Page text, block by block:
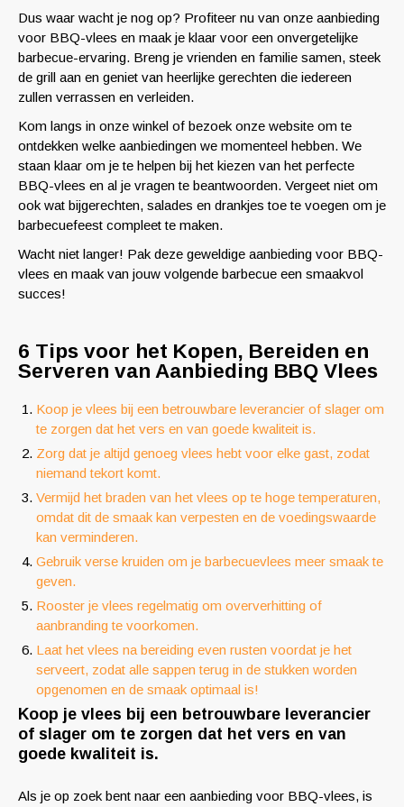
Dus waar wacht je nog op? Profiteer nu van onze aanbieding
voor BBQ-vlees en maak je klaar voor een onvergetelijke
barbecue-ervaring. Breng je vrienden en familie samen, steek
de grill aan en geniet van heerlijke gerechten die iedereen
zullen verrassen en verleiden.
Kom langs in onze winkel of bezoek onze website om te
ontdekken welke aanbiedingen we momenteel hebben. We
staan klaar om je te helpen bij het kiezen van het perfecte
BBQ-vlees en al je vragen te beantwoorden. Vergeet niet om
ook wat bijgerechten, salades en drankjes toe te voegen om je
barbecuefeest compleet te maken.
Wacht niet langer! Pak deze geweldige aanbieding voor BBQ-
vlees en maak van jouw volgende barbecue een smaakvol
succes!
6 Tips voor het Kopen, Bereiden en
Serveren van Aanbieding BBQ Vlees
Koop je vlees bij een betrouwbare leverancier of slager om
te zorgen dat het vers en van goede kwaliteit is.
Zorg dat je altijd genoeg vlees hebt voor elke gast, zodat
niemand tekort komt.
Vermijd het braden van het vlees op te hoge temperaturen,
omdat dit de smaak kan verpesten en de voedingswaarde
kan verminderen.
Gebruik verse kruiden om je barbecuevlees meer smaak te
geven.
Rooster je vlees regelmatig om oververhitting of
aanbranding te voorkomen.
Laat het vlees na bereiding even rusten voordat je het
serveert, zodat alle sappen terug in de stukken worden
opgenomen en de smaak optimaal is!
Koop je vlees bij een betrouwbare leverancier
of slager om te zorgen dat het vers en van
goede kwaliteit is.
Als je op zoek bent naar een aanbieding voor BBQ-vlees, is